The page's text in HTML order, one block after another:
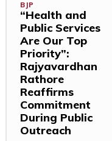
BJP
“Health and
Public Services
Are Our Top
Priority”:
Rajyavardhan
Rathore
Reaffirms
Commitment
During Public
Outreach